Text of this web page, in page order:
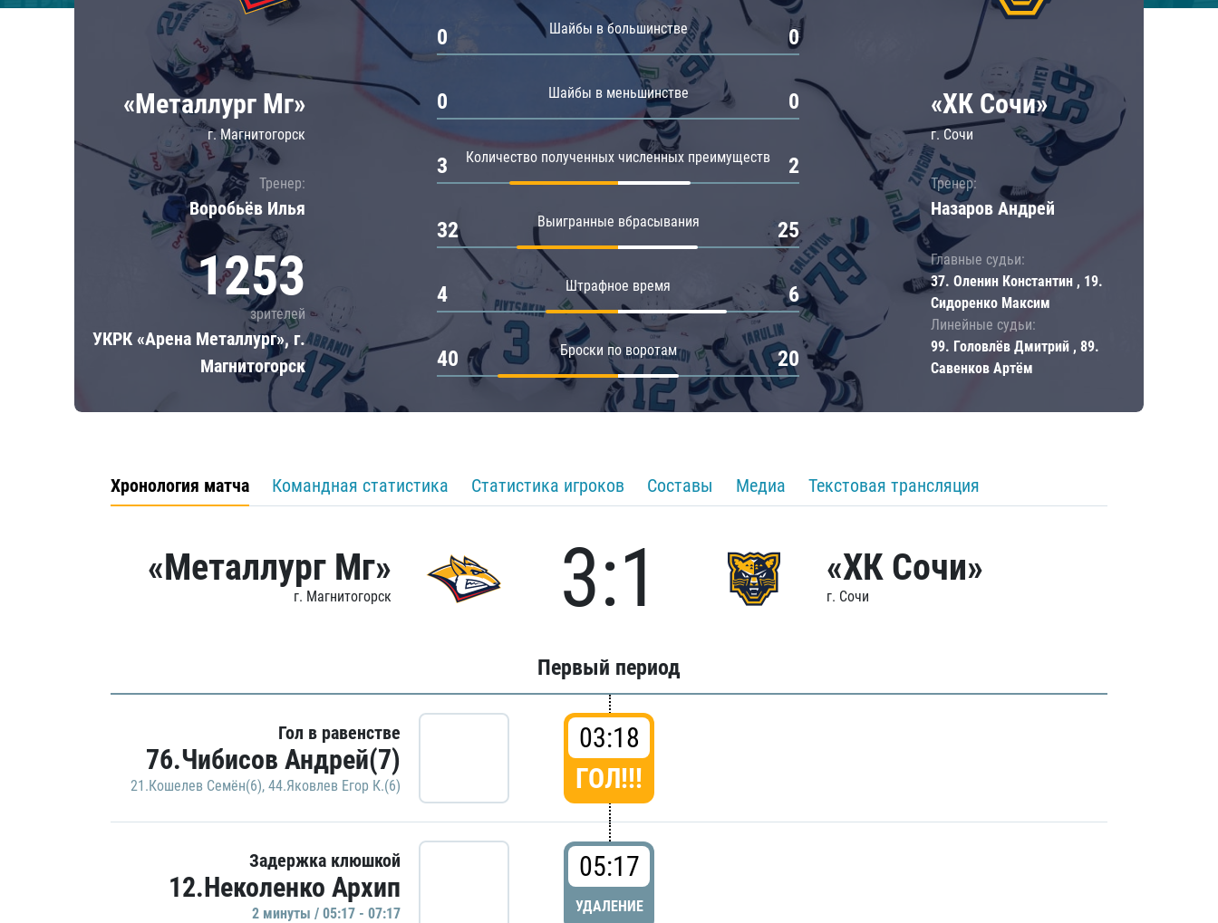
Локомотив
ЦСКА
Шанхайские Драконы
«Металлург Мг»
г. Магнитогорск
Тренер:
Воробьёв Илья
1253
зрителей
УКРК «Арена Металлург», г.
Магнитогорск
Шайбы в большинстве
0 0
Шайбы в меньшинстве
0 0
Количество полученных численных преимуществ
3 2
Выигранные вбрасывания
32 25
Штрафное время
4 6
Броски по воротам
40 20
«ХК Сочи»
г. Сочи
Тренер:
Назаров Андрей
Главные судьи:
37. Оленин Константин , 19.
Сидоренко Максим
Линейные судьи:
99. Головлёв Дмитрий , 89.
Савенков Артём
Хронология матча Командная статистика Статистика игроков Составы Медиа Текстовая трансляция
«Металлург Мг»
г. Магнитогорск 3:1 «ХК Сочи»
г. Сочи
Первый период
Гол в равенстве
76.Чибисов Андрей(7)
21.Кошелев Семён(6), 44.Яковлев Егор К.(6)
03:18
ГОЛ!!!
Задержка клюшкой
12.Неколенко Архип
2 минуты / 05:17 - 07:17
05:17
УДАЛЕНИЕ